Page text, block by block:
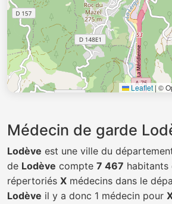
Leaflet | ©
Médecin de garde
Lodève est une ville du
de Lodève compte 7 467 habitants
répertoriés X médecins dans le
Lodève il y a donc 1 médecin pour